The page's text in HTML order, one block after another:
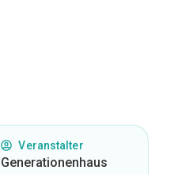
Veranstalter
Generationenhaus